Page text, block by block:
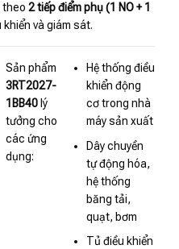
theo 2 tiếp điểm phụ (1 NO + 1
và giám sát.
Sản phẩm
3RT2027-
1BB40lý
tưởng cho
các ứng
dụng:
Hệ thống điều
khiển động
cơ trong nhà
máy sản xuất
Dây chuyền
tự động hóa,
hệ thống
băng tải,
quạt, bơm
Tủ điều khiển